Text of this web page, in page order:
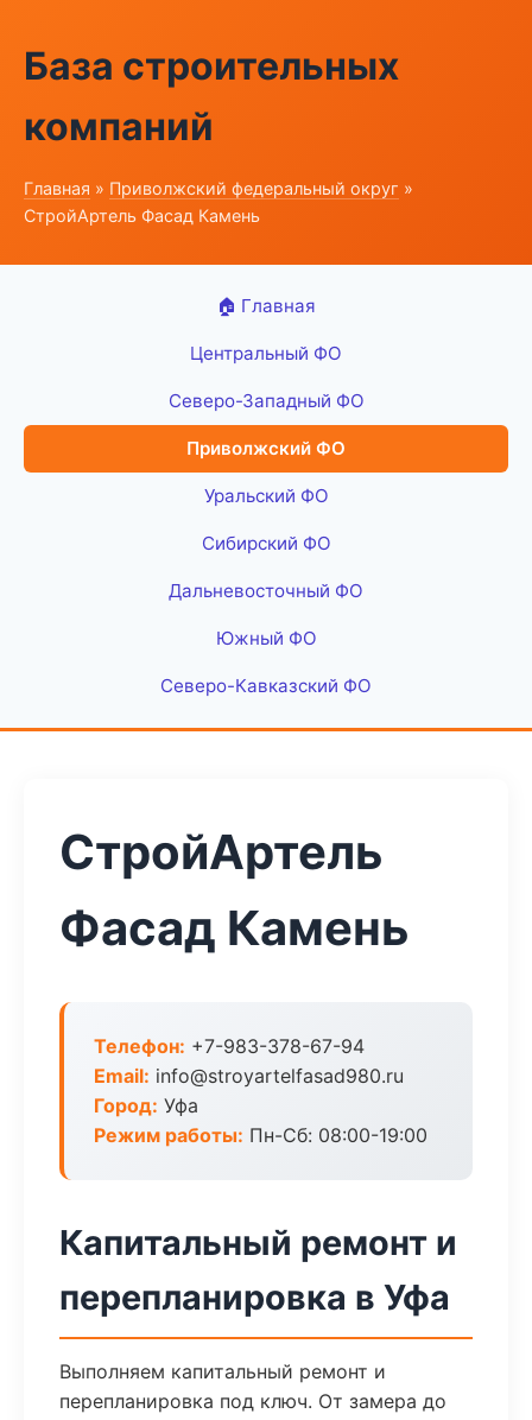
База строительных
компаний
Главная » Приволжский федеральный округ »
СтройАртель Фасад Камень
🏠 Главная
Центральный ФО
Северо-Западный ФО
Приволжский ФО
Уральский ФО
Сибирский ФО
Дальневосточный ФО
Южный ФО
Северо-Кавказский ФО
СтройАртель
Фасад Камень
Телефон: +7-983-378-67-94
Email: info@stroyartelfasad980.ru
Город: Уфа
Режим работы: Пн-Сб: 08:00-19:00
Капитальный ремонт и
перепланировка в Уфа
Выполняем капитальный ремонт и
перепланировка под ключ. От замера до